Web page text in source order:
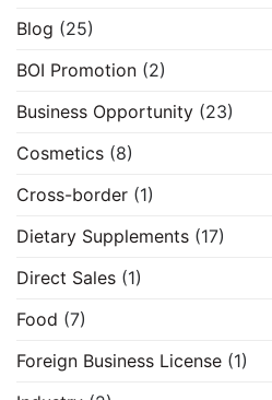
Blog (25)
BOI Promotion (2)
Business Opportunity (23)
Cosmetics (8)
Cross-border (1)
Dietary Supplements (17)
Direct Sales (1)
Food (7)
Foreign Business License (1)